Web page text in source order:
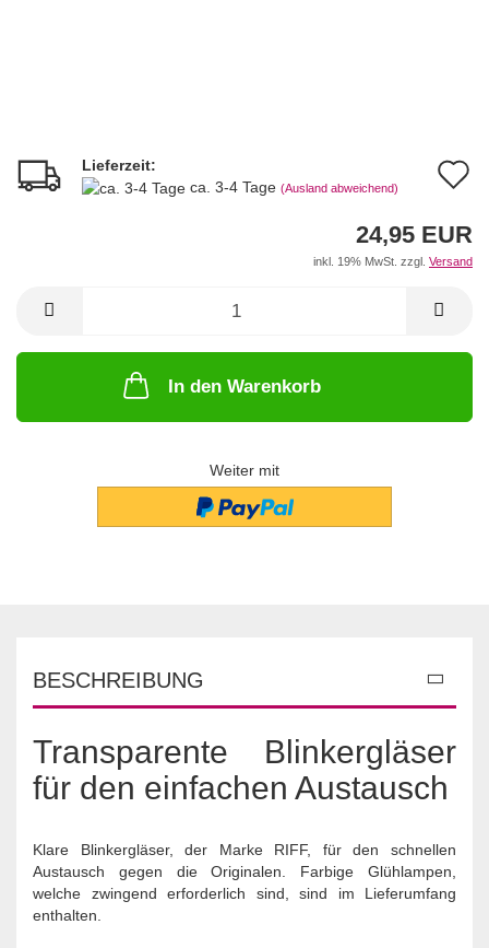
Lieferzeit:
ca. 3-4 Tage (Ausland abweichend)
24,95 EUR
inkl. 19% MwSt. zzgl. Versand
In den Warenkorb
Weiter mit
BESCHREIBUNG
Transparente Blinkergläser
für den einfachen Austausch
Klare Blinkergläser, der Marke RIFF, für den schnellen
Austausch gegen die Originalen. Farbige Glühlampen,
welche zwingend erforderlich sind, sind im Lieferumfang
enthalten.